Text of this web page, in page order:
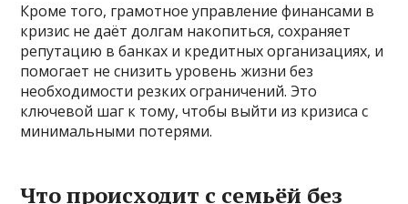
Кроме того, грамотное управление финансами в
кризис не даёт долгам накопиться, сохраняет
репутацию в банках и кредитных организациях, и
помогает не снизить уровень жизни без
необходимости резких ограничений. Это
ключевой шаг к тому, чтобы выйти из кризиса с
минимальными потерями.
Что происходит с семьёй без